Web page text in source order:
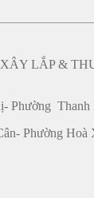
LẮP &
Phường
Phường Hoà